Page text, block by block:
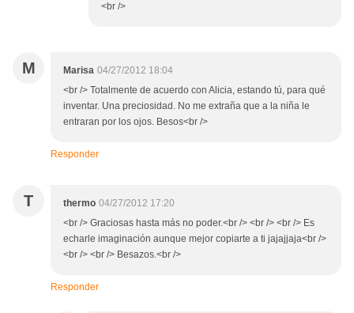
<br />
M Marisa 04/27/2012 18:04
<br /> Totalmente de acuerdo con Alicia, estando tú, para qué
inventar. Una preciosidad. No me extraña que a la niña le
entraran por los ojos. Besos<br />
Responder
T thermo 04/27/2012 17:20
<br /> Graciosas hasta más no poder.<br /> <br /> <br /> Es
echarle imaginación aunque mejor copiarte a ti jajajjaja<br />
<br /> <br /> Besazos.<br />
Responder